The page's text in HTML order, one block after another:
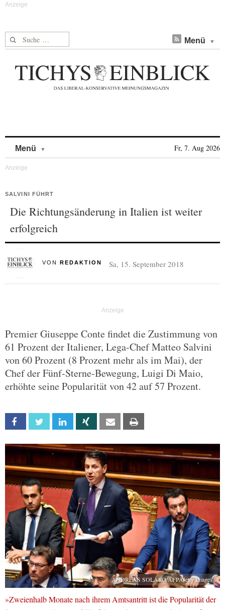
Suche nach: Menü
Menü Fr, 7. Aug 2026
SALVINI FÜHRT
Die Richtungsänderung in Italien ist weiter
erfolgreich
VON REDAKTION Sa, 15. September 2018
Premier Giuseppe Conte findet die Zustimmung von
61 Prozent der Italiener, Lega-Chef Matteo Salvini
von 60 Prozent (8 Prozent mehr als im Mai), der
Chef der Fünf-Sterne-Bewegung, Luigi Di Maio,
erhöhte seine Popularität von 42 auf 57 Prozent.
Facebook Twitter Linkedin Xing Email
ANDREAS SOLARO/AFP/Getty Images
»Zweienhalb Monate nach ihrem Amtsantritt ist die Popularität der